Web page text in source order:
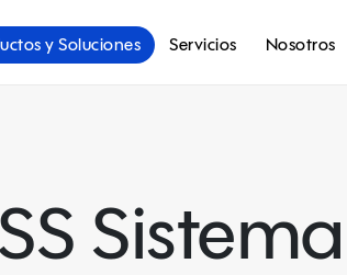
y Soluciones Servicios Nosotros